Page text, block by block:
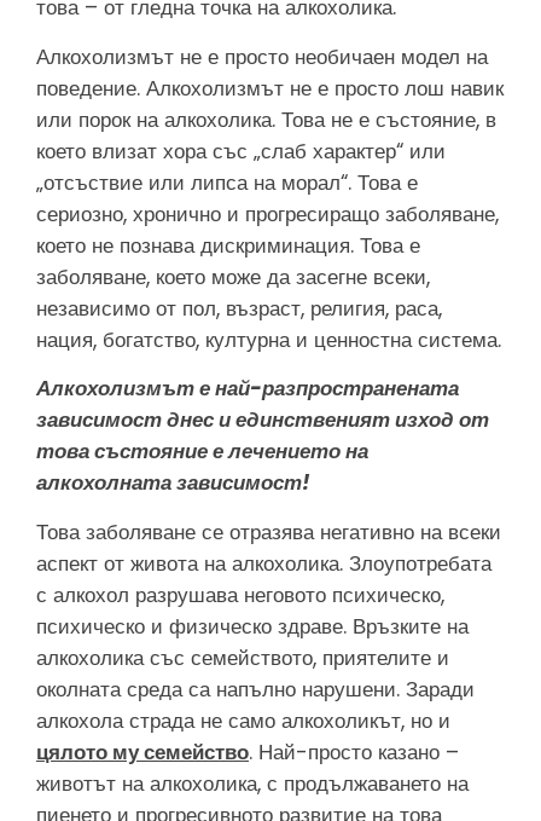
това – от гледна точка на алкохолика.
Алкохолизмът не е просто необичаен модел на
поведение. Алкохолизмът не е просто лош навик
или порок на алкохолика. Това не е състояние, в
което влизат хора със „слаб характер“ или
„отсъствие или липса на морал“. Това е
сериозно, хронично и прогресиращо заболяване,
което не познава дискриминация. Това е
заболяване, което може да засегне всеки,
независимо от пол, възраст, религия, раса,
нация, богатство, културна и ценностна система.
Алкохолизмът е най-разпространената
зависимост днес и единственият изход от
това състояние е лечението на
алкохолната зависимост!
Това заболяване се отразява негативно на всеки
аспект от живота на алкохолика. Злоупотребата
с алкохол разрушава неговото психическо,
психическо и физическо здраве. Връзките на
алкохолика със семейството, приятелите и
околната среда са напълно нарушени. Заради
алкохола страда не само алкохоликът, но и
цялото му семейство. Най-просто казано –
животът на алкохолика, с продължаването на
пиенето и прогресивното развитие на това